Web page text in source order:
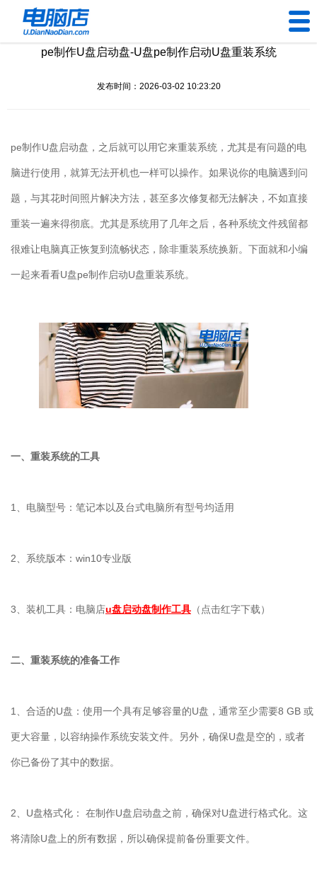
U盘工具
装机问题
电脑问题
pe制作U盘启动盘-U盘pe制作启动U盘重装系统
发布时间：2026-03-02 10:23:20
pe制作U盘启动盘，之后就可以用它来重装系统，尤其是有问题的电
脑进行使用，就算无法开机也一样可以操作。如果说你的电脑遇到问
题，与其花时间照片解决方法，甚至多次修复都无法解决，不如直接
重装一遍来得彻底。尤其是系统用了几年之后，各种系统文件残留都
很难让电脑真正恢复到流畅状态，除非重装系统换新。下面就和小编
一起来看看U盘pe制作启动U盘重装系统。
一、重装系统的工具
1 、电脑型号：笔记本以及台式电脑所有型号均适用
2 、系统版本： win10专业版
3 、装机工具：电脑店u盘启动盘制作工具 （点击红字下载）
二、重装系统的准备工作
1 、合适的U盘：使用一个具有足够容量的U盘，通常至少需要8 GB 或
更大容量，以容纳操作系统安装文件。另外，确保U盘是空的，或者
你已备份了其中的数据。
2 U盘格式化： 在制作U盘启动盘之前，确保对U盘进行格式化。这
将清除U盘上的所有数据，所以确保提前备份重要文件。